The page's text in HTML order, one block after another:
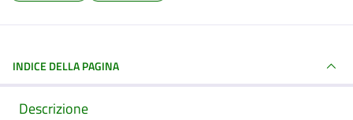
INDICE DELLA PAGINA
Descrizione